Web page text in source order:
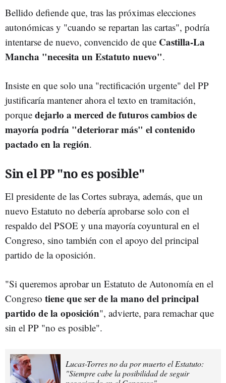
Bellido defiende que, tras las próximas elecciones
autonómicas y "cuando se repartan las cartas", podría
intentarse de nuevo, convencido de que Castilla-La
Mancha "necesita un Estatuto nuevo".
Insiste en que solo una "rectificación urgente" del PP
justificaría mantener ahora el texto en tramitación,
porque dejarlo a merced de futuros cambios de
mayoría podría "deteriorar más" el contenido
pactado en la región.
Sin el PP "no es posible"
El presidente de las Cortes subraya, además, que un
nuevo Estatuto no debería aprobarse solo con el
respaldo del PSOE y una mayoría coyuntural en el
Congreso, sino también con el apoyo del principal
partido de la oposición.
"Si queremos aprobar un Estatuto de Autonomía en el
Congreso tiene que ser de la mano del principal
partido de la oposición", advierte, para remachar que
sin el PP "no es posible".
Lucas-Torres no da por muerto el Estatuto:
"Siempre cabe la posibilidad de seguir